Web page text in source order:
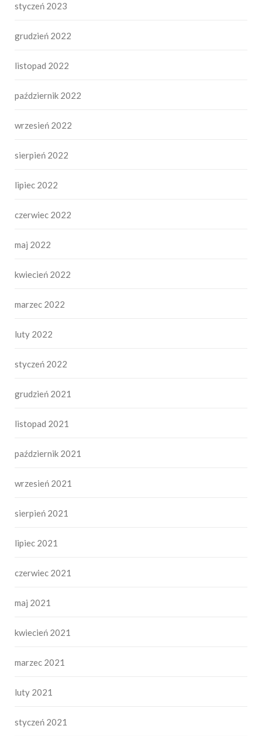
styczeń 2023
grudzień 2022
listopad 2022
październik 2022
wrzesień 2022
sierpień 2022
lipiec 2022
czerwiec 2022
maj 2022
kwiecień 2022
marzec 2022
luty 2022
styczeń 2022
grudzień 2021
listopad 2021
październik 2021
wrzesień 2021
sierpień 2021
lipiec 2021
czerwiec 2021
maj 2021
kwiecień 2021
marzec 2021
luty 2021
styczeń 2021